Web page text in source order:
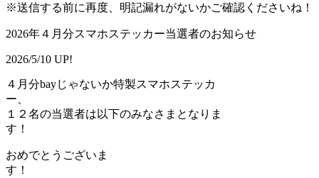
※送信する前に再度、明記漏れがないかご確認くださいね！
2026年４月分スマホステッカー当選者のお知らせ
2026/5/10 UP!
４月分bayじゃないか特製スマホステッカ
ー
１２名の当選者は以下のみなさまとなりま
す！
おめでとうございま
す